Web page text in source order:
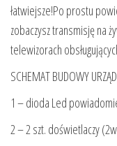
łatwiejsze!Po prostu
zobaczysz transmisję na
telewizorach
SCHEMAT BUDOWY
1 – dioda Led
2 – 2 szt. doświetlaczy